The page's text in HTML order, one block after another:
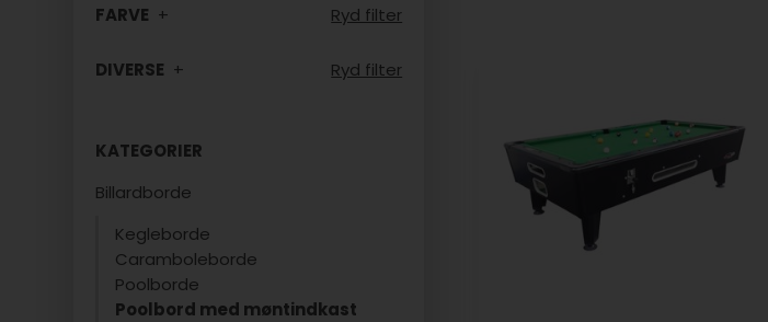
FARVE Ryd filter
DIVERSE Ryd filter
KATEGORIER
Billardborde
Kegleborde
Caramboleborde
Poolborde
Poolbord med møntindkast